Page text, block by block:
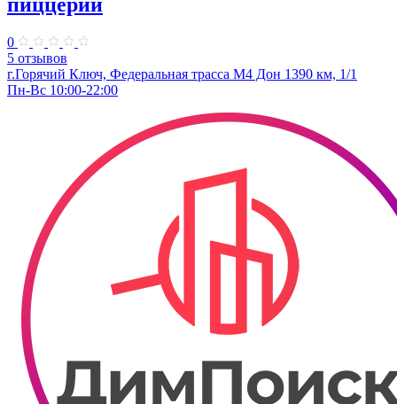
0
5 отзывов
г.Горячий Ключ, Федеральная трасса М4 Дон 1390 км, 1/1
Пн-Вс 10:00-22:00